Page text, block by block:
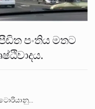
පංතිය මතට